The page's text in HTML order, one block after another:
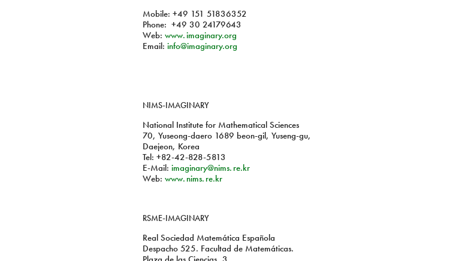
Mobile: +49 151 51836352
Phone: +49 30 24179643
Web: www. imaginary.org
Email: info@imaginary.org
NIMS-IMAGINARY
National Institute for Mathematical Sciences
70, Yuseong-daero 1689 beon-gil, Yuseng-gu,
Daejeon, Korea
Tel: +82-42-828-5813
E-Mail: imaginary@nims. re.kr
Web: www. nims. re.kr
RSME-IMAGINARY
Real Sociedad Matemática Española
Despacho 525. Facultad de Matemáticas.